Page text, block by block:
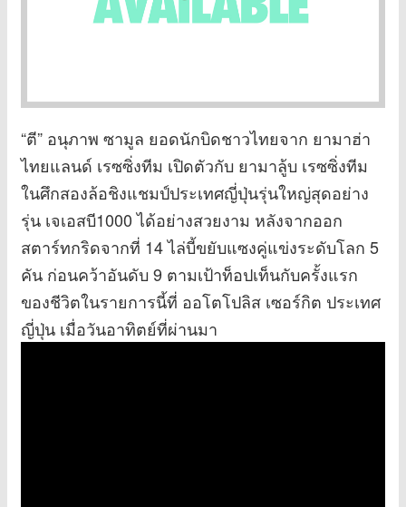
“ตี” อนุภาพ ซามูล ยอดนักบิดชาวไทยจาก ยามาฮ่า
ไทยแลนด์ เรซซิ่งทีม เปิดตัวกับ ยามาลู้บ เรซซิ่งทีม
ในศึกสองล้อชิงแชมป์ประเทศญี่ปุ่นรุ่นใหญ่สุดอย่าง
รุ่น เจเอสบี1000 ได้อย่างสวยงาม หลังจากออก
สตาร์ทกริดจากที่ 14 ไล่บี้ขยับแซงคู่แข่งระดับโลก 5
คัน ก่อนคว้าอันดับ 9 ตามเป้าท็อปเท็นกับครั้งแรก
ของชีวิตในรายการนี้ที่ ออโตโปลิส เซอร์กิต ประเทศ
ญี่ปุ่น เมื่อวันอาทิตย์ที่ผ่านมา